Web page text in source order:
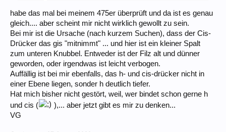
habe das mal bei meinem 475er überprüft und da ist es genau
gleich.... aber scheint mir nicht wirklich gewollt zu sein.
Bei mir ist die Ursache (nach kurzem Suchen), dass der Cis-
Drücker das gis "mitnimmt" ... und hier ist ein kleiner Spalt
zum unteren Knubbel. Entweder ist der Filz alt und dünner
geworden, oder irgendwas ist leicht verbogen.
Auffällig ist bei mir ebenfalls, das h- und cis-drücker nicht in
einer Ebene liegen, sonder h deutlich tiefer.
Hat mich bisher nicht gestört, weil, wer bindet schon gerne h
und cis (
),... aber jetzt gibt es mir zu denken...
VG